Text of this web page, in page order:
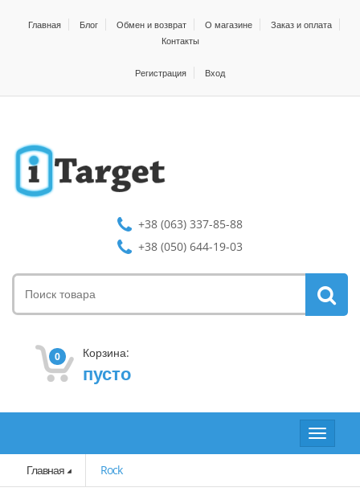
Главная Блог Обмен и возврат О магазине
Заказ и оплата
Контакты
Регистрация Вход
+38 (063) 337-85-88
+38 (050) 644-19-03
0 Корзина:
пусто
Toggle
Главная
Rock